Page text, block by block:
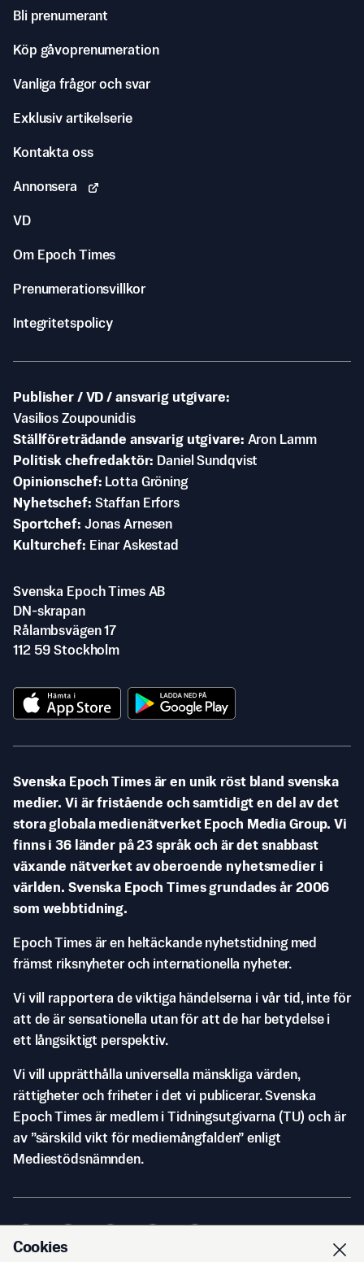
Bli prenumerant
Köp gåvoprenumeration
Vanliga frågor och svar
Exklusiv artikelserie
Kontakta oss
Annonsera
VD
Om Epoch Times
Prenumerationsvillkor
Integritetspolicy
Publisher / VD / ansvarig utgivare
Vasilios Zoupounidis
Ställföreträdande ansvarig utgivare Aron Lamm
Politisk chefredaktör
Daniel Sundqvist
Opinionschef
Lotta Gröning
Nyhetschef Staffan Erfors
Sportchef Jonas Arnesen
Kulturchef
Einar Askestad
Svenska Epoch Times AB
DN-skrapan
Rålambsvägen 17
112 59 Stockholm
Svenska Epoch Times är en unik röst bland svenska
medier. Vi är fristående och samtidigt en del av det
stora globala medienätverket Epoch Media Group. Vi
finns i 36 länder på 23 språk och är det snabbast
växande nätverket av oberoende nyhetsmedier i
världen. Svenska Epoch Times grundades år 2006
som webbtidning.
Epoch Times är en heltäckande nyhetstidning med
främst riksnyheter och internationella nyheter.
Vi vill rapportera de viktiga händelserna i vår tid, inte för
att de är sensationella utan för att de har betydelse i
ett långsiktigt perspektiv.
Vi vill upprätthålla universella mänskliga värden,
rättigheter och friheter i det vi publicerar. Svenska
Epoch Times är medlem i Tidningsutgivarna (TU) och är
av ”särskild vikt för mediemångfalden” enligt
Mediestödsnämnden.
Cookies